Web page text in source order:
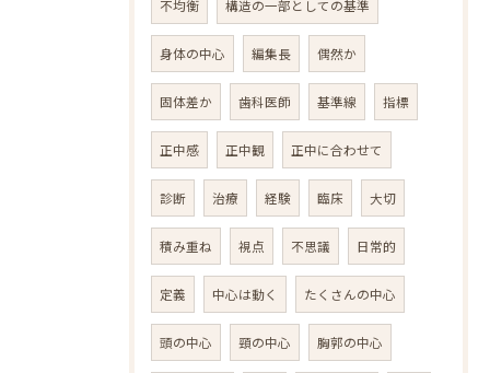
不均衡 構造の一部としての基準
身体の中心 編集長 偶然か
固体差か 歯科医師 基準線 指標
正中感 正中観 正中に合わせて
診断 治療 経験 臨床 大切
積み重ね 視点 不思議 日常的
定義 中心は動く たくさんの中心
頭の中心 頸の中心 胸郭の中心